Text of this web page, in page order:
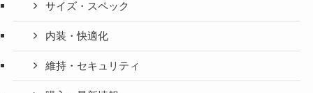
サイズ・スペック
内装・快適化
維持・セキュリティ